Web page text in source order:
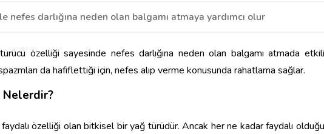
darlığına neden olan balgamı atmaya yardımcı olur
özelliği sayesinde nefes darlığına neden olan balgamı atmada etkili
da hafiflettiği için, nefes alıp verme konusunda rahatlama sağlar.
Nelerdir?
faydalı özelliği olan bitkisel bir yağ türüdür. Ancak her ne kadar faydalı olduğu